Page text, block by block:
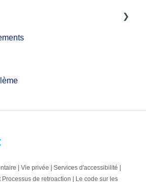
supplémentaires
de compte
| Vie privée | Services d'accessibilité |
de retroaction | Le code sur les